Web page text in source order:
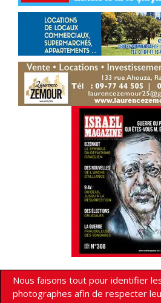
Nous faisons tout pour identifier
photographes afin de respecter